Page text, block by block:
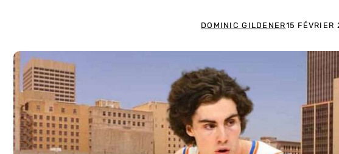
DOMINIC GILDENER15 FÉVRIER